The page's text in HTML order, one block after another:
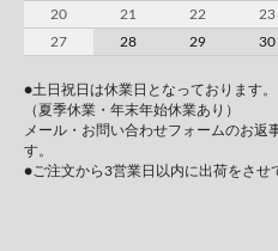
20
21 22 23
27
28 29 30
●土日祝日は休業日となっております。
（夏季休業・年末年始休業あり）
メール・お問い合わせフォームのお返
す。
●ご注文から3営業日以内に出荷をさせ